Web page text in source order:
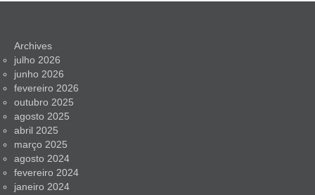
Archives
julho 2026
junho 2026
fevereiro 2026
outubro 2025
agosto 2025
abril 2025
março 2025
agosto 2024
fevereiro 2024
janeiro 2024